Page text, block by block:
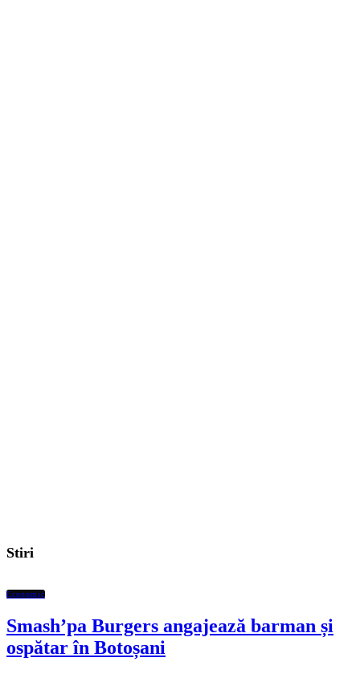
Stiri
Economic
Smash’pa Burgers angajează barman și
ospătar în Botoșani